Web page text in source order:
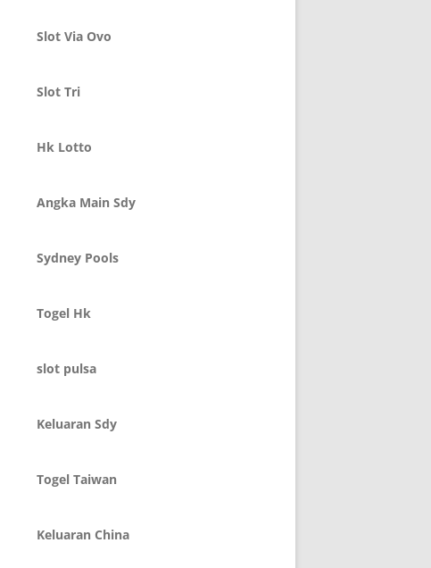
Slot Via Ovo
Slot Tri
Hk Lotto
Angka Main Sdy
Sydney Pools
Togel Hk
slot pulsa
Keluaran Sdy
Togel Taiwan
Keluaran China